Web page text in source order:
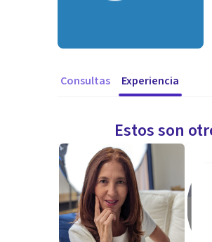
Consultas Experiencia
Estos son